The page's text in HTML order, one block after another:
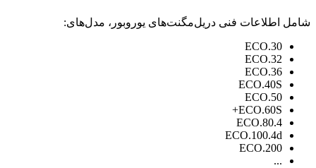
شامل اطلاعات فنی دریل‌مگنت‌های یوروبور، مدل‌های:
ECO.30
ECO.32
ECO.36
ECO.40S
ECO.50
ECO.60S+
ECO.80.4
ECO.100.4d
ECO.200
...